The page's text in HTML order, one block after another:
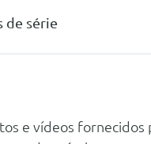
de série
e vídeos